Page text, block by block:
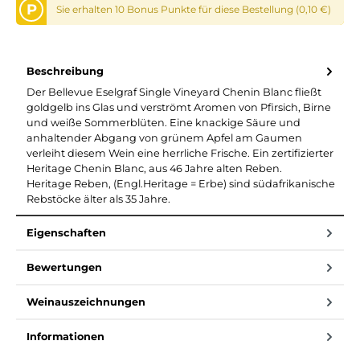
P Sie erhalten 10 Bonus Punkte für diese Bestellung (0,10 €)
Beschreibung
Der Bellevue Eselgraf Single Vineyard Chenin Blanc fließt
goldgelb ins Glas und verströmt Aromen von Pfirsich, Birne
und weiße Sommerblüten. Eine knackige Säure und
anhaltender Abgang von grünem Apfel am Gaumen
verleiht diesem Wein eine herrliche Frische. Ein zertifizierter
Heritage Chenin Blanc, aus 46 Jahre alten Reben.
Heritage Reben, (Engl.Heritage = Erbe) sind südafrikanische
Rebstöcke älter als 35 Jahre.
Eigenschaften
Bewertungen
Weinauszeichnungen
Informationen